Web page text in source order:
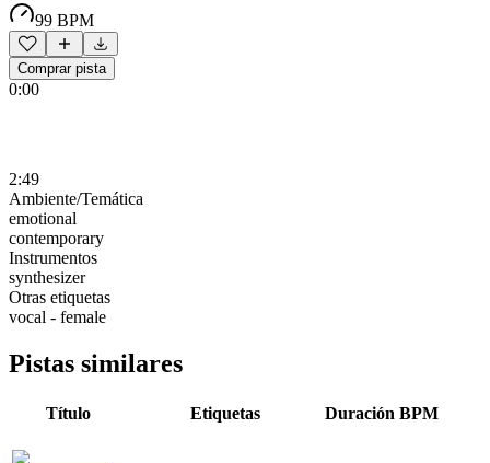
99 BPM
Comprar pista
0:00
2:49
Ambiente/Temática
emotional
contemporary
Instrumentos
synthesizer
Otras etiquetas
vocal - female
Pistas similares
Título Etiquetas Duración BPM